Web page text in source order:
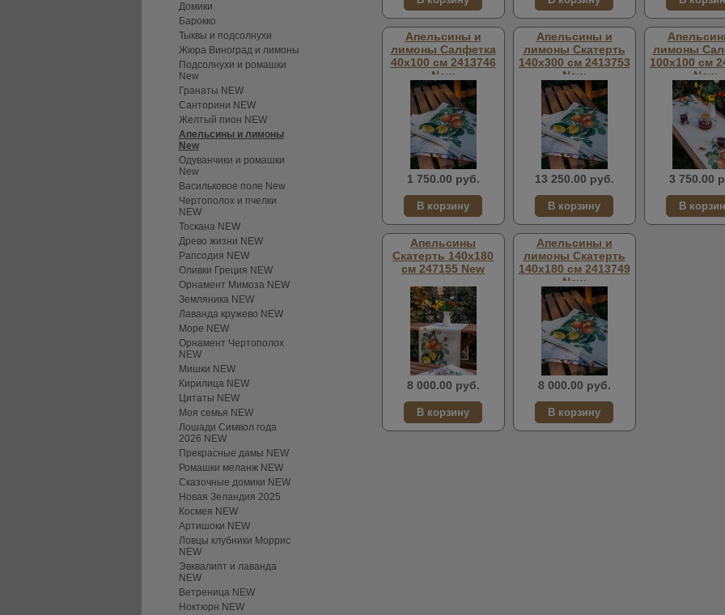
Домики
Барокко
Тыквы и подсолнухи
Жюра Виноград и лимоны
Подсолнухи и ромашки
New
Гранаты NEW
Санторини NEW
Желтый пион NEW
Апельсины и лимоны
New
Одуванчики и ромашки
New
Васильковое поле New
Чертополох и пчелки
NEW
Тоскана NEW
Древо жизни NEW
Рапсодия NEW
Оливки Греция NEW
Орнамент Мимоза NEW
Земляника NEW
Лаванда кружево NEW
Море NEW
Орнамент Чертополох
NEW
Мишки NEW
Кирилица NEW
Цитаты NEW
Моя семья NEW
Лошади Символ года
2026 NEW
Прекрасные дамы NEW
Ромашки меланж NEW
Сказочные домики NEW
Новая Зеландия 2025
Космея NEW
Артишоки NEW
Ловцы клубники Моррис
NEW
Эвквалипт и лаванда
NEW
Ветреница NEW
Ноктюрн NEW
Апельсины и
лимоны Салфетка
40х100 см 2413746
New
1 750.00 руб.
Апельсины и
лимоны Скатерть
140х300 см 2413753
New
13 250.00 руб.
лимоны
100х100 см
New
3 750.00
Апельсины
Скатерть 140х180
см 247155 New
8 000.00 руб.
Апельсины и
лимоны Скатерть
140х180 см 2413749
New
8 000.00 руб.